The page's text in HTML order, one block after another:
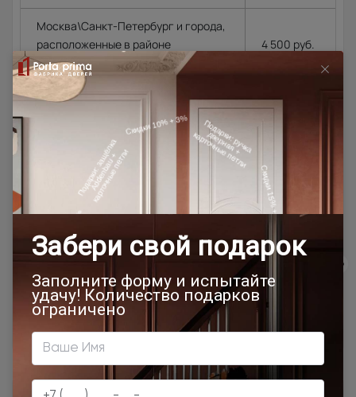
Москва\Санкт-Петербург и города,
расположенные в районе
МКАД\КАД до 10 км. в область.
4 500 руб.
Города Московской\Ленинградской
области, располагающиеся далее
10 км. от МКАД (кроме Щёлковского
шоссе)\КАД
4 500 руб.
одну
сторону от
МКАД\КАД
Доставка в регионы осуществляется по тарифам нашего
дилера в данном регионе или, при заказе через запрос с
сайта, отдельно рассчитывается менеджером интернет-
магазина.
Подробная информация о доставке